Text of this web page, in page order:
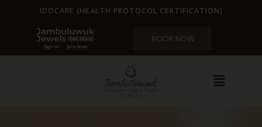
IDOCARE (HEALTH PROTOCOL CERTIFICATION)
BOOK NOW